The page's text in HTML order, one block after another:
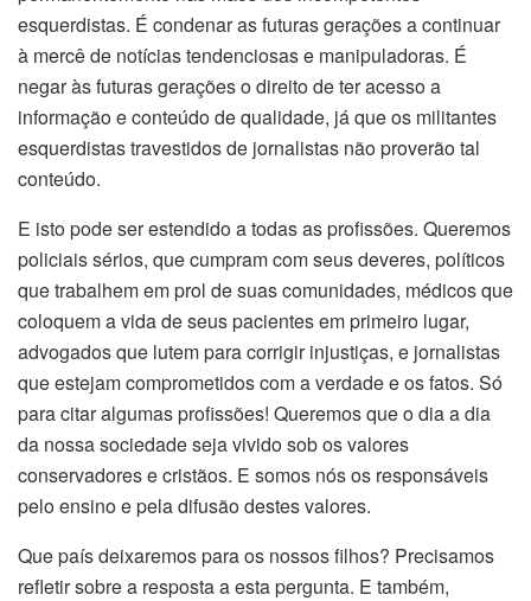
esquerdistas. É condenar as futuras gerações a continuar
à mercê de notícias tendenciosas e manipuladoras. É
negar às futuras gerações o direito de ter acesso a
informação e conteúdo de qualidade, já que os militantes
esquerdistas travestidos de jornalistas não proverão tal
conteúdo.
E isto pode ser estendido a todas as profissões. Queremos
policiais sérios, que cumpram com seus deveres, políticos
que trabalhem em prol de suas comunidades, médicos que
coloquem a vida de seus pacientes em primeiro lugar,
advogados que lutem para corrigir injustiças, e jornalistas
que estejam comprometidos com a verdade e os fatos. Só
para citar algumas profissões! Queremos que o dia a dia
da nossa sociedade seja vivido sob os valores
conservadores e cristãos. E somos nós os responsáveis
pelo ensino e pela difusão destes valores.
Que país deixaremos para os nossos filhos? Precisamos
refletir sobre a resposta a esta pergunta. E também,